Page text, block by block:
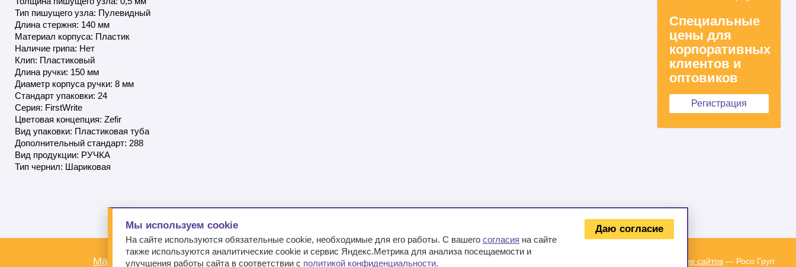
Специальные
цены для
корпоративных
клиентов и
оптовиков
Регистрация
Тип пишущего узла: Пулевидный
Длина стержня: 140 мм
Материал корпуса: Пластик
Наличие грипа: Нет
Клип: Пластиковый
Длина ручки: 150 мм
Диаметр корпуса ручки: 8 мм
Стандарт упаковки: 24
Серия: FirstWrite
Цветовая концепция: Zefir
Вид упаковки: Пластиковая туба
Дополнительный стандарт: 288
Вид продукции: РУЧКA
Тип чернил: Шариковая
Создание сайтов — Росо Груп
Магазины Компания Новости Акции Контакты Вакансии Прайс
Мы используем cookie
На сайте используются обязательные cookie, необходимые для его работы. С вашего согласия на сайте
также используются аналитические cookie и сервис Яндекс.Метрика для анализа посещаемости и
улучшения работы сайта в соответствии с политикой конфиденциальности.
Даю согласие